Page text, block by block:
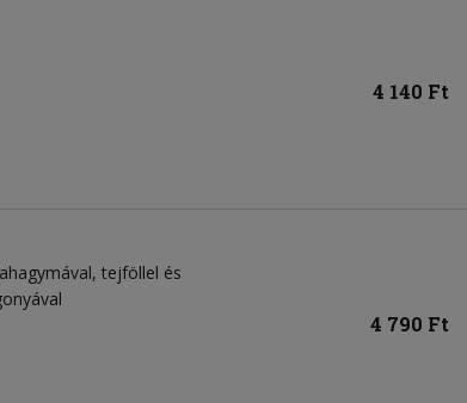
4 140 Ft
tejföllel és
4 790 Ft